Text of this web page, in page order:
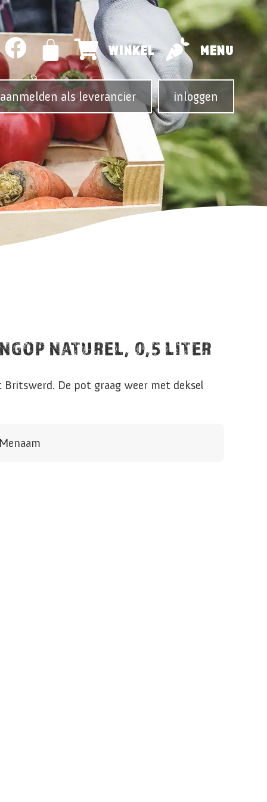
WINKEL MENU
aanmelden als leverancier inloggen
NATUREL, 0,5 LITER
Britswerd. De pot graag weer met deksel